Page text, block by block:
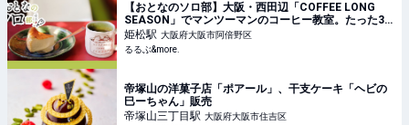
【おとなのソロ部】大阪・西田辺「COFFEE LONG
SEASON」でマンツーマンのコーヒー教室。たった30
分で普段のコーヒーが劇的においしくなる秘訣って？
｜るるぶ&more.
姫松駅 大阪府大阪市阿倍野区
るるぶ&more.
帝塚山の洋菓子店「ポアール」、干支ケーキ「ヘビの
巳ーちゃん」販売
帝塚山三丁目駅 大阪府大阪市住吉区